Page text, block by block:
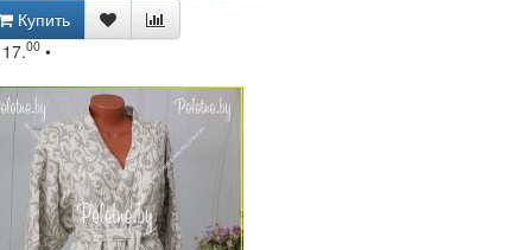
Купить
00 •